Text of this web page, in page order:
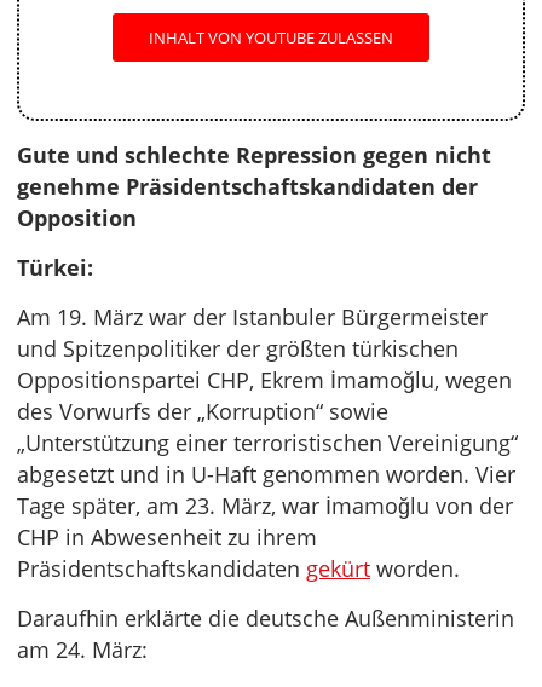
INHALT VON YOUTUBE ZULASSEN
Gute und schlechte Repression gegen nicht
genehme Präsidentschaftskandidaten der
Opposition
Türkei:
Am 19. März war der Istanbuler Bürgermeister
und Spitzenpolitiker der größten türkischen
Oppositionspartei CHP, Ekrem İmamoğlu, wegen
des Vorwurfs der „Korruption“ sowie
„Unterstützung einer terroristischen Vereinigung“
abgesetzt und in U-Haft genommen worden. Vier
Tage später, am 23. März, war İmamoğlu von der
CHP in Abwesenheit zu ihrem
Präsidentschaftskandidaten gekürt worden.
Daraufhin erklärte die deutsche Außenministerin
am 24. März: